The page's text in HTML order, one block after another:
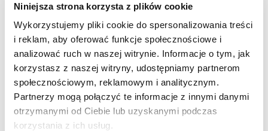
Niniejsza strona korzysta z plików cookie
Wykorzystujemy pliki cookie do spersonalizowania treści
i reklam, aby oferować funkcje społecznościowe i
analizować ruch w naszej witrynie. Informacje o tym, jak
korzystasz z naszej witryny, udostępniamy partnerom
społecznościowym, reklamowym i analitycznym.
Partnerzy mogą połączyć te informacje z innymi danymi
otrzymanymi od Ciebie lub uzyskanymi podczas
korzystania z ich usług.
przenika do mleka kobiecego. W związku z tym lek Atrovent
można stosować u kobiet w okresie karmienia piersią tylko
na wyraźne wskazanie lekarza. Ze względów
bezpieczeństwa można przerwać karmienie piersią na czas
terapii.
Jakie działania niepożądane
może wywołać lek Atrovent?